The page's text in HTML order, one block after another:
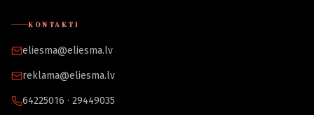
KONTAKTI
eliesma@eliesma.lv
reklama@eliesma.lv
64225016 · 29449035